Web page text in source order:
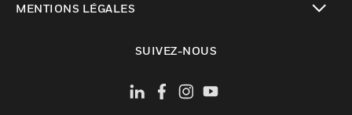
MENTIONS LÉGALES
SUIVEZ-NOUS